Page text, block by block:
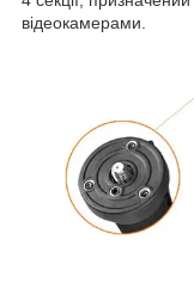
відеокамерами.